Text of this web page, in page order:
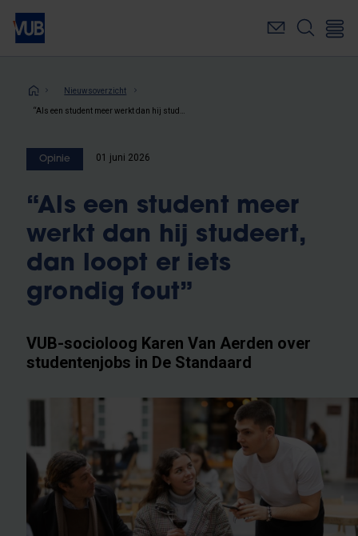
Overslaan
naar
inhoudKruimelpad
Nieuwsoverzicht
Opinie 01 juni 2026
“Als een student meer
werkt dan hij studeert,
dan loopt er iets
grondig fout”
VUB-socioloog Karen Van Aerden over
studentenjobs in De Standaard